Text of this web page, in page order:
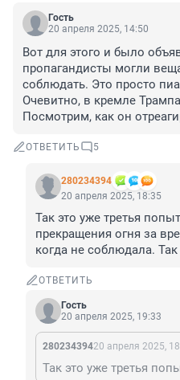
Гость
20 апреля 2025, 14:50
Вот для этого и было
пропагандисты могли
соблюдать. Это просто
Очевитно, в кремле
Посмотрим, как он
ОТВЕТИТЬ 5
280234394
20 апреля 2025, 18:35
Так это уже третья
прекращения огня за
когда не соблюдала.
ОТВЕТИТЬ
Гость
20 апреля 2025, 19:33
28023439420 апреля 2025,